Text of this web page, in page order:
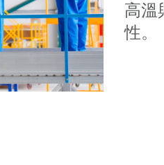
高溫
性。